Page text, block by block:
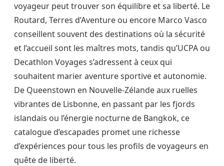
voyageur peut trouver son équilibre et sa liberté. Le
Routard, Terres d’Aventure ou encore Marco Vasco
conseillent souvent des destinations où la sécurité
et l’accueil sont les maîtres mots, tandis qu’UCPA ou
Decathlon Voyages s’adressent à ceux qui
souhaitent marier aventure sportive et autonomie.
De Queenstown en Nouvelle-Zélande aux ruelles
vibrantes de Lisbonne, en passant par les fjords
islandais ou l’énergie nocturne de Bangkok, ce
catalogue d’escapades promet une richesse
d’expériences pour tous les profils de voyageurs en
quête de liberté.